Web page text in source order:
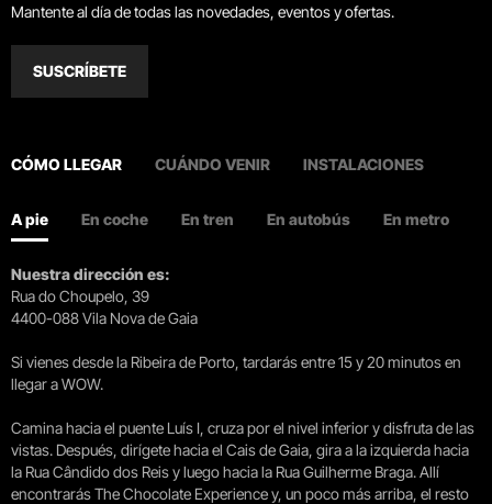
Mantente al día de todas las novedades, eventos y ofertas.
SUSCRÍBETE
CÓMO LLEGAR CUÁNDO VENIR INSTALACIONES
A pie En coche En tren En autobús En metro
Nuestra dirección es:
Rua do Choupelo, 39
4400-088 Vila Nova de Gaia
Si vienes desde la Ribeira de Porto, tardarás entre 15 y 20 minutos en
llegar a WOW.
Camina hacia el puente Luís I, cruza por el nivel inferior y disfruta de las
vistas. Después, dirígete hacia el Cais de Gaia, gira a la izquierda hacia
la Rua Cândido dos Reis y luego hacia la Rua Guilherme Braga. Allí
encontrarás The Chocolate Experience y, un poco más arriba, el resto